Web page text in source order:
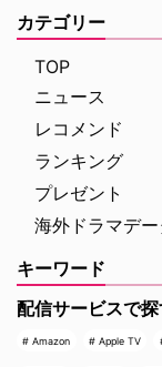
カテゴリー
TOP
ニュース
レコメンド
ランキング
プレゼント
海外ドラマデ
キーワード
配信サービスで
Amazon Apple TV